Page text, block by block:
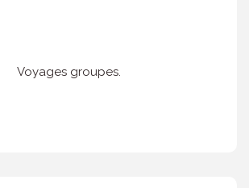
Voyages groupes.